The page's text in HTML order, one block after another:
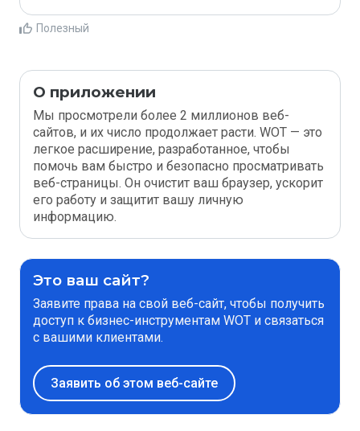
Полезный
О приложении
Мы просмотрели более 2 миллионов веб-
сайтов, и их число продолжает расти. WOT — это
легкое расширение, разработанное, чтобы
помочь вам быстро и безопасно просматривать
веб-страницы. Он очистит ваш браузер, ускорит
его работу и защитит вашу личную
информацию.
Это ваш сайт?
Заявите права на свой веб-сайт, чтобы получить
доступ к бизнес-инструментам WOT и связаться
с вашими клиентами.
Заявить об этом веб-сайте